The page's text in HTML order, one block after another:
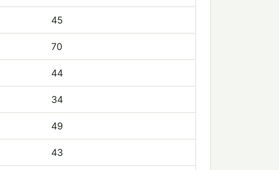
45
70
44
34
49
43